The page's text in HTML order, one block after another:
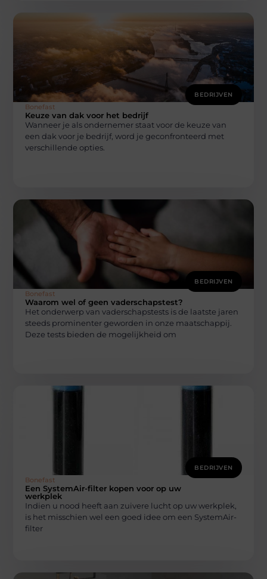
BEDRIJVEN
Bonefast
Keuze van dak voor het bedrijf
Wanneer je als ondernemer staat voor de keuze van
een dak voor je bedrijf, word je geconfronteerd met
verschillende opties.
BEDRIJVEN
Bonefast
Waarom wel of geen vaderschapstest?
Het onderwerp van vaderschapstests is de laatste jaren
steeds prominenter geworden in onze maatschappij.
Deze tests bieden de mogelijkheid om
BEDRIJVEN
Bonefast
Een SystemAir-filter kopen voor op uw
werkplek
Indien u nood heeft aan zuivere lucht op uw werkplek,
is het misschien wel een goed idee om een SystemAir-
filter